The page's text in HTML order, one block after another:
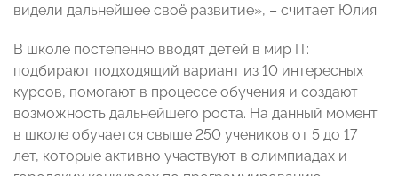
видели дальнейшее своё развитие», – считает Юлия.
В школе постепенно вводят детей в мир IT:
подбирают подходящий вариант из 10 интересных
курсов, помогают в процессе обучения и создают
возможность дальнейшего роста. На данный момент
в школе обучается свыше 250 учеников от 5 до 17
лет, которые активно участвуют в олимпиадах и